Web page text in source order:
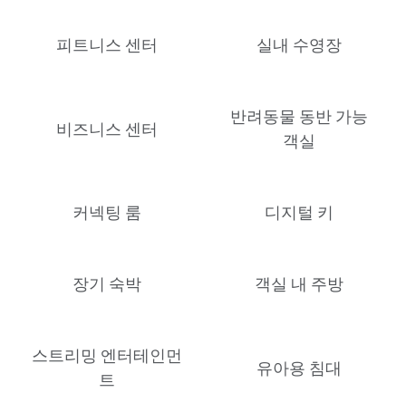
피트니스 센터 실내 수영장
비즈니스 센터
반려동물 동반 가능
객실
커넥팅 룸 디지털 키
장기 숙박 객실 내 주방
스트리밍 엔터테인먼
트
유아용 침대